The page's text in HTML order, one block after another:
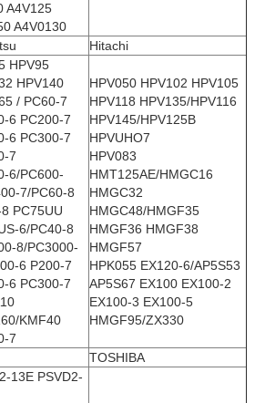
A4V125
A4V0130
Hitachi
HPV95
HPV140
/ PC60-7
6 PC200-7
6 PC300-7
7
6/PC600-
7/PC60-8
PC75UU
6/PC40-8
8/PC3000-
6 P200-7
6 PC300-7
KMF40
7
HPV050 HPV102 HPV105
HPV118 HPV135/HPV116
HPV145/HPV125B
HPVUHO7
HPV083
HMT125AE/HMGC16
HMGC32
HMGC48/HMGF35
HMGF36 HMGF38
HMGF57
HPK055 EX120-6/AP5S53
AP5S67 EX100 EX100-2
EX100-3 EX100-5
HMGF95/ZX330
TOSHIBA
13E PSVD2-